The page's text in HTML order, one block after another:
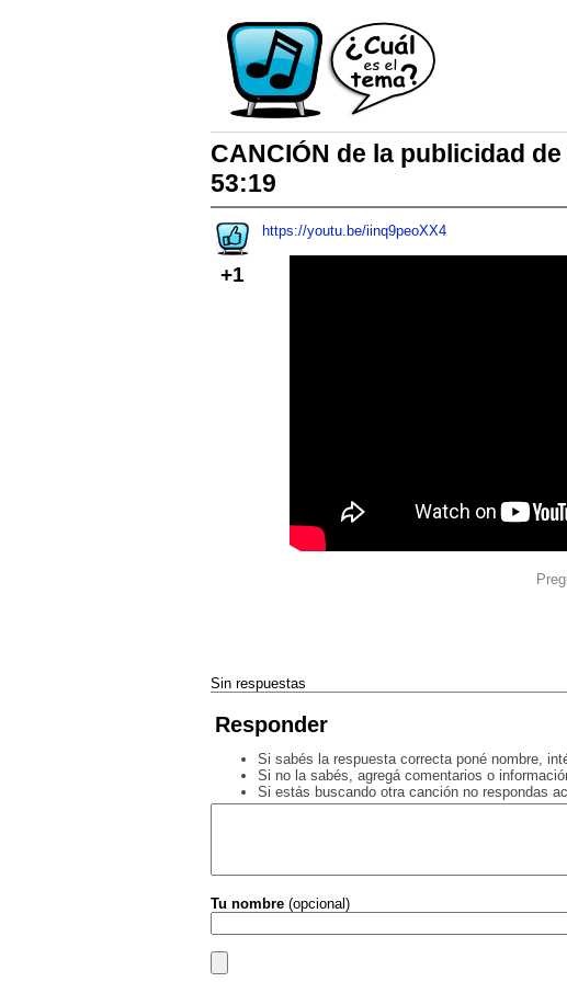
CANCIÓN de la publicidad
53:19
+1
https://youtu.be/iinq9peoXX4
Sin respuestas
Responder
Si sabés la respuesta correcta poné nombre,
Si no la sabés, agregá comentarios o
Si estás buscando otra canción no respondas
Tu nombre (opcional)